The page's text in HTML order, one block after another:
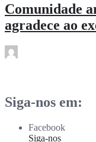
Comunidade
agradece ao
Siga-nos em:
Facebook
Siga-nos